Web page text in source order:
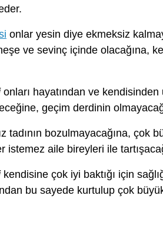
onlar yesin diye ekmeksiz
ve sevinç içinde olacağına,
onları hayatından ve kendisinden
geçim derdinin
tadının bozulmayacağına, çok
istemez aile bireyleri ile
kendisine çok iyi baktığı için
bu sayede kurtulup çok